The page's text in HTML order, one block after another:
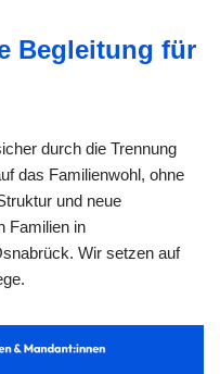
Begleitung für
durch die Trennung
das Familienwohl, ohne
und neue
Familien in
Wir setzen auf